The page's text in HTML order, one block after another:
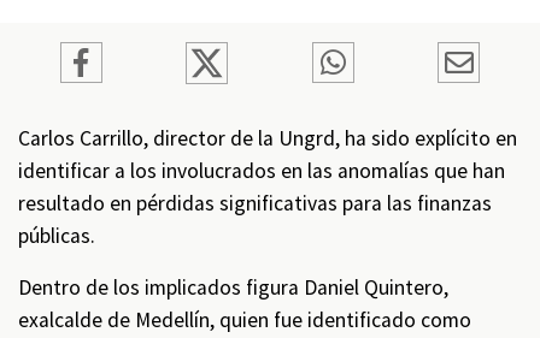
Carlos Carrillo, director de la Ungrd, ha sido explícito en
identificar a los involucrados en las anomalías que han
resultado en pérdidas significativas para las finanzas
públicas.
Dentro de los implicados figura Daniel Quintero,
exalcalde de Medellín, quien fue identificado como